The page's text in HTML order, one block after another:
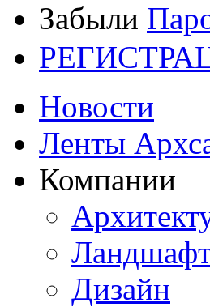
Забыли
Новости
Ленты
Компании
Дизайн